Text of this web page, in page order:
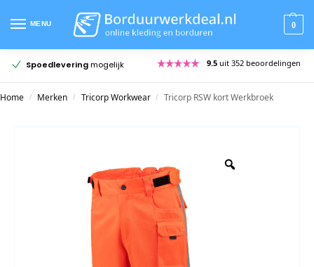
MENU 0
Spoedleveringmogelijk 9.5 uit 352 beoordelingen
Home / Merken / Tricorp Workwear / Tricorp RSW kort Werkbroek